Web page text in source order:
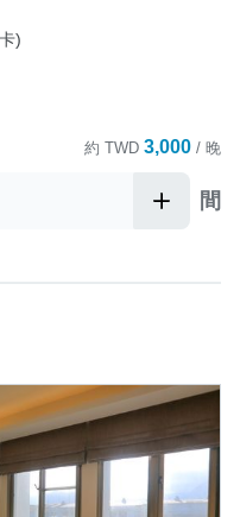
)
約 TWD 3,000 / 晚
間